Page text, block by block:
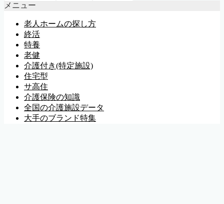
メニュー
老人ホームの探し方
終活
特養
老健
介護付き(特定施設)
住宅型
サ高住
介護保険の知識
全国の介護施設データ
大手のブランド特集